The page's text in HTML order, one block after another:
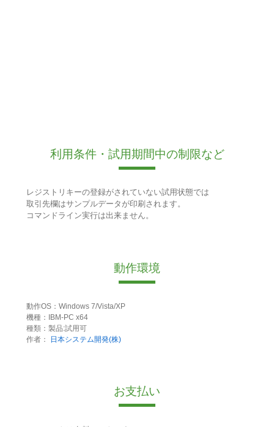
利用条件・試用期間中の制限など
レジストリキーの登録がされていない試用状態では
取引先欄はサンプルデータが印刷されます。
コマンドライン実行は出来ません。
動作環境
動作OS：Windows 7/Vista/XP
機種：IBM-PC x64
種類：製品:試用可
作者：
日本システム開発(株)
お支払い